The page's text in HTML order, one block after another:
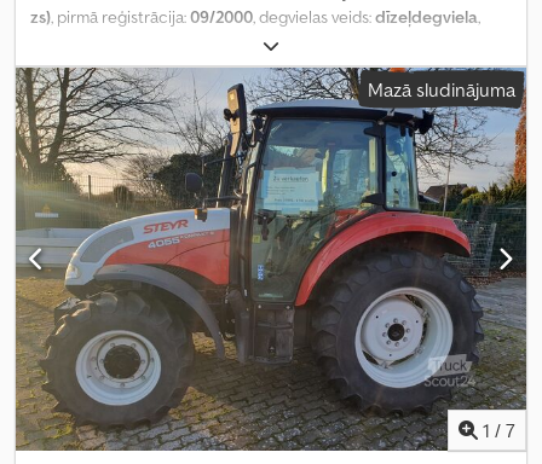
zs), pirmā reģistrācija:09/2000, degvielas veids:dīzeļdegviela,
, asu konfigurācija:
pārbaude (TÜV):09/2025, krāsa:dzeltens, pārnesuma veids:
mehānisks, emisijas klase: euro2, Ražošanas gads:2000,
Aprīkojums:ABS, gaisa kondicionēšana,
Mazā sludinājuma
1 / 7